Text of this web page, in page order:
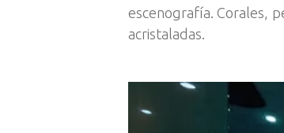
escenografía. Corales,
acristaladas.